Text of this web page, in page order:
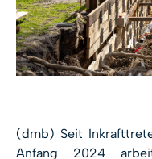
(dmb) Seit
Anfang 2024